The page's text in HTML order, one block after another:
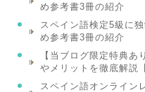
め参考書3冊の紹介
スペイン語検定5級に
め参考書3冊の紹介
【当ブログ限定特典
やメリットを徹底解説
スペイン語オンライン